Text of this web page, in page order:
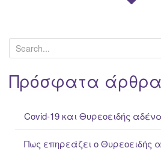
e
a
rΠρόσφατα άρθρα
Covid-19 και Θυρεοειδής
Πως επηρεάζει ο Θυρεοειδής